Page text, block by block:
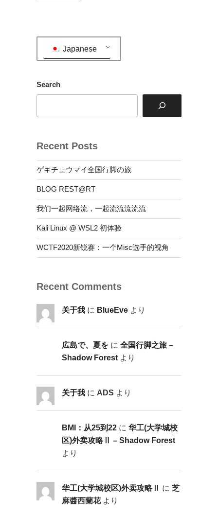
日
游，
种
欢
の
Japanese
Search
Recent Posts
ゲキチュウマイ全国行脚の旅
BLOG REST@RT
我们一起网络流，一起流流流流流
Kali Linux @ WSL2 初体验
WCTF2020新锐赛：一个Misc选手的视角
Recent Comments
关于我に BlueEveより
広島で、夏をに 全国行脚之旅 –
Shadow Forestより
关于我に ADS より
BMI：从25到22に 华工(大学城校
区)外卖攻略Ⅱ – Shadow Forest
より
华工(大学城校区)外卖攻略Ⅱ に 芝
麻醬西蘭花より